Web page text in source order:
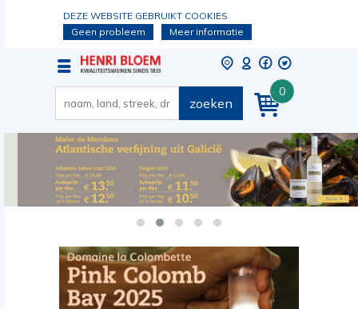
DEZE WEBSITE GEBRUIKT COOKIES
Geen probleem
Meer informatie
0
zoeken